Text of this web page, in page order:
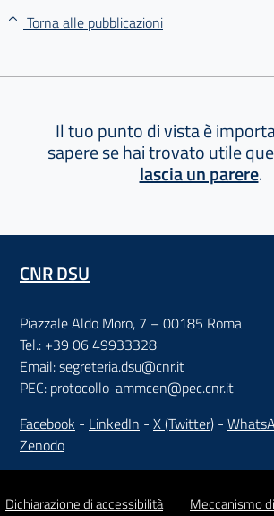
Torna alle pubblicazioni
Il tuo punto di vista è
sapere se hai trovato utile
lascia un parere.
CNR DSU
Piazzale Aldo Moro, 7 – 00185 Roma
Tel.: +39 06 49933328
Email: segreteria.dsu@cnr.it
PEC: protocollo-ammcen@pec.cnr.it
Facebook - LinkedIn - X (Twitter) -
Zenodo
Dichiarazione di accessibilità Meccanismo